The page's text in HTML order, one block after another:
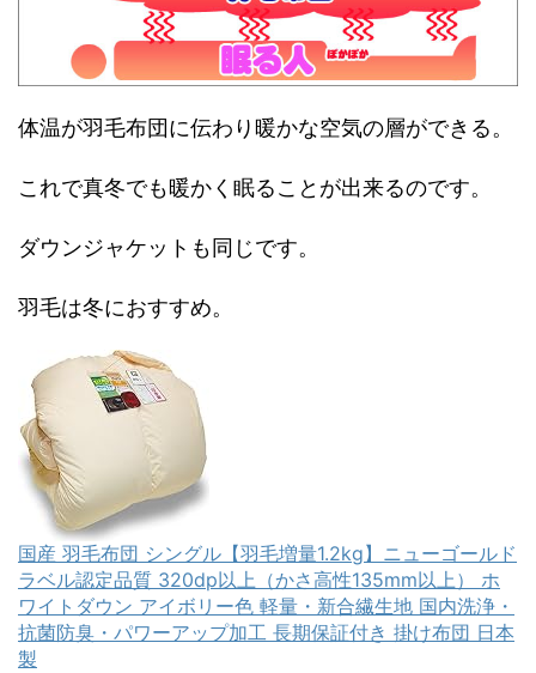
体温が羽毛布団に伝わり暖かな空気の層ができる。
これで真冬でも暖かく眠ることが出来るのです。
ダウンジャケットも同じです。
羽毛は冬におすすめ。
国産 羽毛布団 シングル【羽毛増量1.2kg】ニューゴールド
ラベル認定品質 320dp以上（かさ高性135mm以上） ホ
ワイトダウン アイボリー色 軽量・新合繊生地 国内洗浄・
抗菌防臭・パワーアップ加工 長期保証付き 掛け布団 日本
製